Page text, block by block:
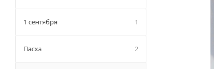
1 сентября 1
Пасха 2